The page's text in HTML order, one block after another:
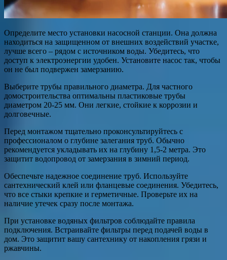
Определите место установки насосной станции. Она должна
находиться на защищенном от внешних воздействий участке,
лучше всего – рядом с источником воды. Убедитесь, что
доступ к электроэнергии удобен. Установите насос так, чтобы
он не был подвержен замерзанию.
Выберите трубы правильного диаметра. Для частного
домостроительства оптимальны пластиковые трубы
диаметром 20-25 мм. Они легкие, стойкие к коррозии и
долговечные.
Перед монтажом тщательно проконсультируйтесь с
профессионалом о глубине залегания труб. Обычно
рекомендуется укладывать их на глубину 1,5-2 метра. Это
защитит водопровод от замерзания в зимний период.
Обеспечьте надежное соединение труб. Используйте
сантехнический клей или фланцевые соединения. Убедитесь,
что все стыки крепкие и герметичные. Проверьте их на
наличие утечек сразу после монтажа.
При установке водяных фильтров соблюдайте правила
подключения. Встраивайте фильтры перед подачей воды в
дом. Это защитит вашу сантехнику от накопления грязи и
ржавчины.